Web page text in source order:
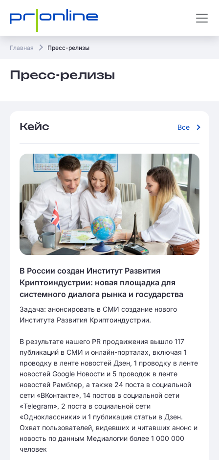
Главная Пресс-релизы
Пресс-релизы
Кейс Все
В России создан Институт Развития
Криптоиндустрии: новая площадка для
системного диалога рынка и государства
Задача: анонсировать в СМИ создание нового
Института Развития Криптоиндустрии.
В результате нашего PR продвижения вышло 117
публикаций в СМИ и онлайн-порталах, включая 1
проводку в ленте новостей Дзен, 1 проводку в ленте
новостей Google Новости и 5 проводок в ленте
новостей Рамблер, а также 24 поста в социальной
сети «ВКонтакте», 14 постов в социальной сети
«Telegram», 2 поста в социальной сети
«Одноклассники» и 1 публикация статьи в Дзен.
Охват пользователей, видевших и читавших анонс и
новость по данным Медиалогии более 1 000 000
человек